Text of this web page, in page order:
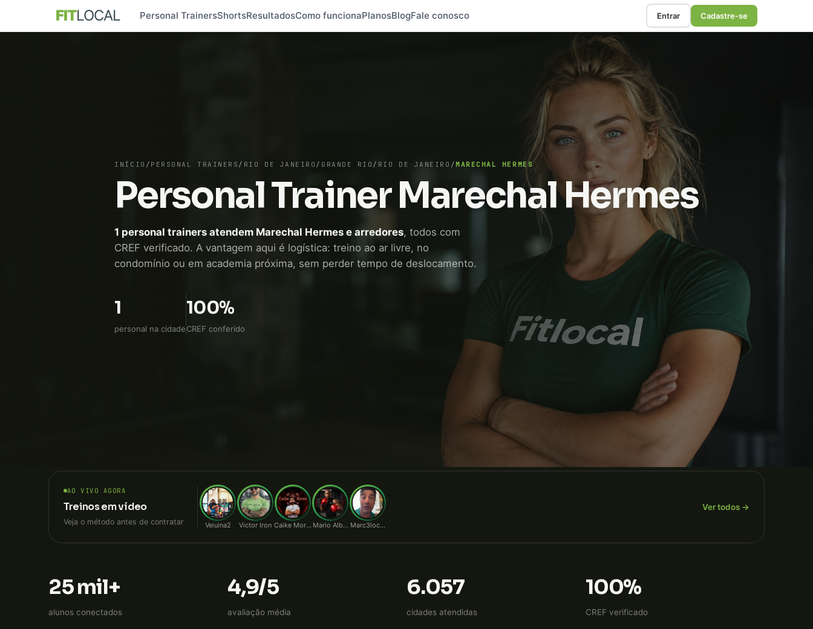
FITLOCAL Personal TrainersShortsResultadosComo funcionaPlanosBlogFale conosco Entrar Cadastre-se
INÍCIO / PERSONAL TRAINERS / RIO DE JANEIRO / GRANDE RIO / RIO DE JANEIRO / MARECHAL HERMES
Personal Trainer Marechal Hermes
1 personal trainers atendem Marechal Hermes e arredores, todos com
CREF verificado. A vantagem aqui é logística: treino ao ar livre, no
condomínio ou em academia próxima, sem perder tempo de deslocamento.
1
personal na cidade
100%
CREF conferido
AO VIVO AGORA
Treinos em vídeo
Veja o método antes de contratar Veiuina2 Victor Iron Caike MoraesMario AlbertoMarc3locunha
Ver todos →
25 mil+
alunos conectados
4,9/5
avaliação média
6.057
cidades atendidas
100%
CREF verificado